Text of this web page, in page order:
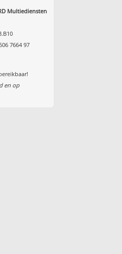
Multiediensten
7664 97
en op